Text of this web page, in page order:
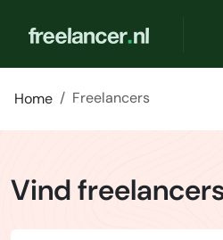
Home Freelancers
Vind